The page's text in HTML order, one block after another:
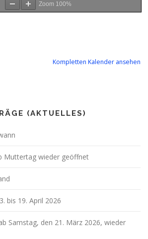
Zoom 100%
Kompletten Kalender ansehen
(AKTUELLES)
Muttertag wieder geöffnet
bis 19. April 2026
Samstag, den 21. März 2026, wieder